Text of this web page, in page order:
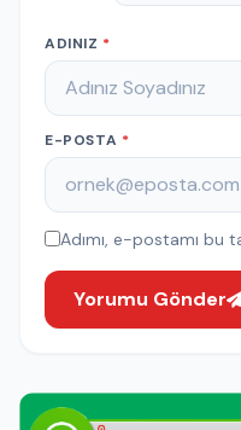
ADINIZ *
E-POSTA *
Adımı, e-postamı bu
Yorumu Gönder